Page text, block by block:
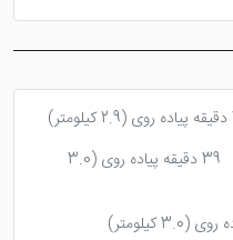
در دسترس این هتل می
باشند. از مهمانسرای جهانگردی تا فرودگاه سمنان 10 کیلومتر،
پایانه مسافربری 5 کیلومتر و از مرکز شهر سمنان 3 کیلومتر
دارد. با رزرو این هتل 3 ستاره می توانید یک اقامت
کنید.
(2.9 کیلومتر)
39 دقیقه پیاده روی
(3.0
(3.0 کیلومتر)